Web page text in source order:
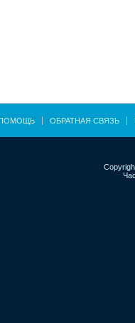
ОБРАТНАЯ СВЯЗЬ